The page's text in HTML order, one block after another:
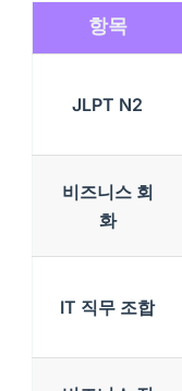
항목
JLPT N2
비즈니스 회
화
IT 직무 조합